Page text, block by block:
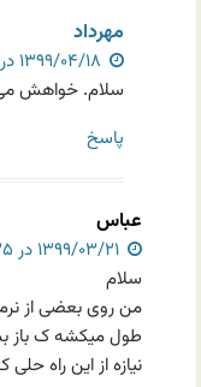
مهرداد
سلام. خواهش
پاسخ
عباس
۱۳۹۹/۰۳/۲۱ در ۲۳:۳۵
سلام
طول میکشه ک باز
نیازه از این راه